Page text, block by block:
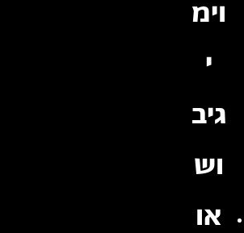
וימ
י
גיב
וש
או